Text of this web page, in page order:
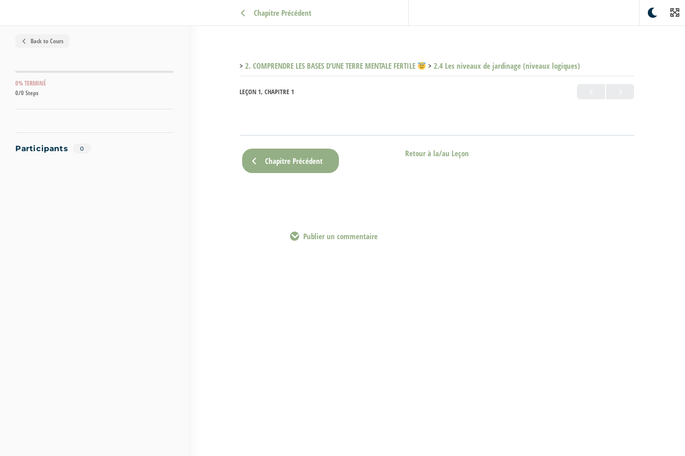
Back to Cours
0% TERMINÉ
0/0 Steps
Participants 0
Chapitre Précédent
2. COMPRENDRE LES BASES D’UNE TERRE MENTALE FERTILE 2.4 Les niveaux de jardinage (niveaux logiques)
LEÇON 1, CHAPITRE 1
Chapitre Précédent
Retour à la/au Leçon
Publier un commentaire